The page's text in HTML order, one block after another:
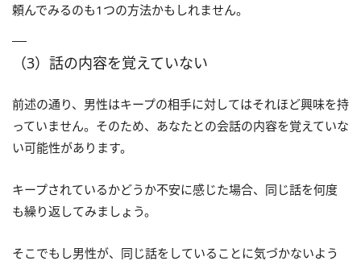
頼んでみるのも1つの方法かもしれません。
（3）話の内容を覚えていない
前述の通り、男性はキープの相手に対してはそれほど興味を持
っていません。そのため、あなたとの会話の内容を覚えていな
い可能性があります。
キープされているかどうか不安に感じた場合、同じ話を何度
も繰り返してみましょう。
そこでもし男性が、同じ話をしていることに気づかないよう